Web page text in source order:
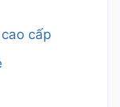
cấp